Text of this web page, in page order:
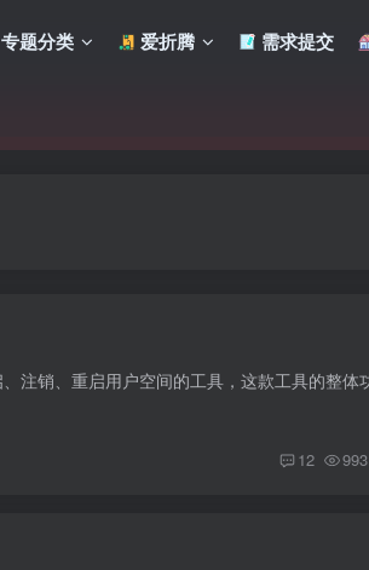
专题分类 爱折腾 需求提交
12 993